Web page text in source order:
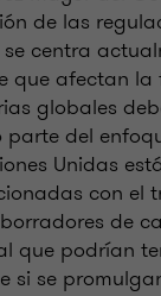
de las
centra
que afectan
globales
del
Unidas
con el
de
que podrían
si se